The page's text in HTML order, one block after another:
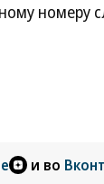
номеру
и во